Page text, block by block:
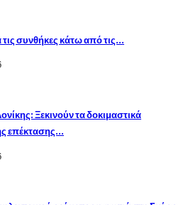
συνθήκες κάτω από τις…
Ξεκινούν τα δοκιμαστικά
επέκτασης…